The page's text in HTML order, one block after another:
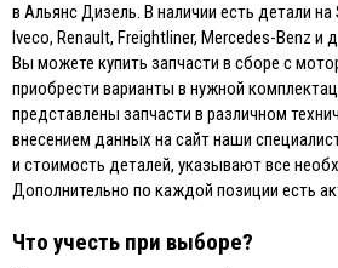
в Альянс Дизель. В наличии есть детали на
Iveco, Renault, Freightliner, Mercedes-Benz и
Вы можете купить запчасти в сборе с
приобрести варианты в нужной
представлены запчасти в различном
внесением данных на сайт наши
и стоимость деталей, указывают все
Дополнительно по каждой позиции есть
Что учесть при выборе?